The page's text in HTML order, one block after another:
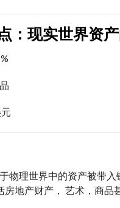
：现实世界资
物理世界中的资产被带
房地产财产 ， 艺术， 商品